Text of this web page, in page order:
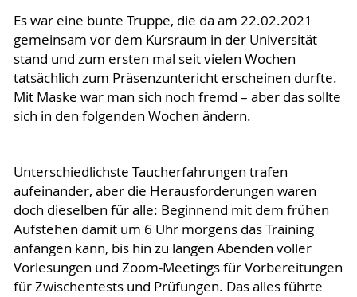
Es war eine bunte Truppe, die da am 22.02.2021
gemeinsam vor dem Kursraum in der Universität
stand und zum ersten mal seit vielen Wochen
tatsächlich zum Präsenzuntericht erscheinen durfte.
Mit Maske war man sich noch fremd – aber das sollte
sich in den folgenden Wochen ändern.
Unterschiedlichste Taucherfahrungen trafen
aufeinander, aber die Herausforderungen waren
doch dieselben für alle: Beginnend mit dem frühen
Aufstehen damit um 6 Uhr morgens das Training
anfangen kann, bis hin zu langen Abenden voller
Vorlesungen und Zoom-Meetings für Vorbereitungen
für Zwischentests und Prüfungen. Das alles führte